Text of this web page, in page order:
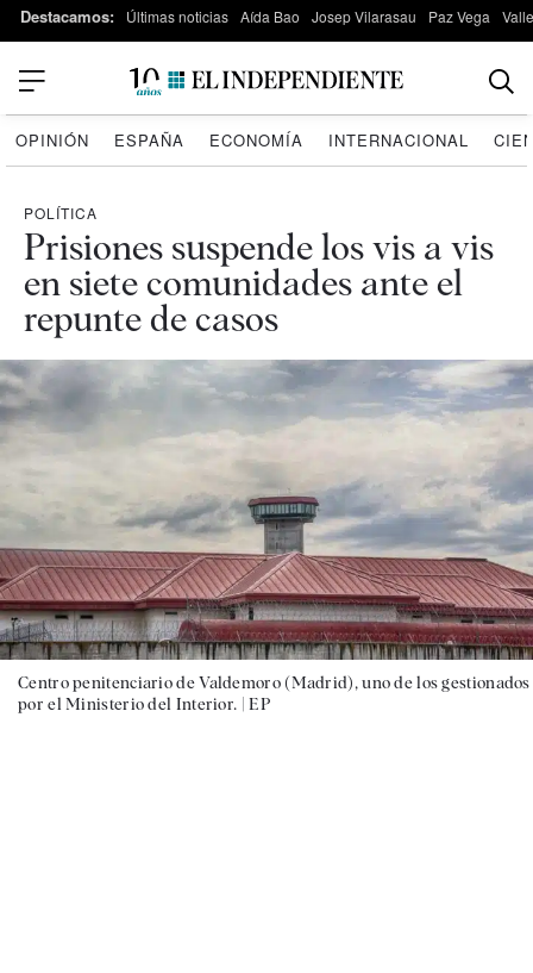
Destacamos: Últimas noticias Aída Bao Josep Vilarasau Paz Vega
OPINIÓN ESPAÑA ECONOMÍA INTERNACIONAL
POLÍTICA
Prisiones suspende los vis a vis
en siete comunidades ante el
repunte de casos
Centro penitenciario de Valdemoro (Madrid), uno de los gestionados
por el Ministerio del Interior. |EP